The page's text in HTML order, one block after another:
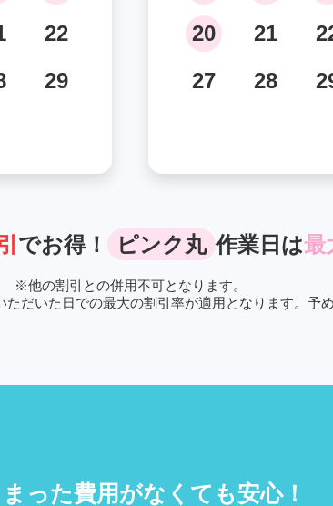
22
29
20
21
27
28
でお得！ ピンク丸 作業日は最
※他の割引との併用不可となります。
だいた日での最大の割引率が適用となります。予
った費用がなくても安心！